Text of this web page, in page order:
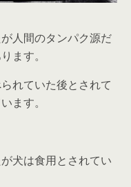
人間のタンパク源だ
ます。
れていた後とされて
ます。
犬は食用とされてい